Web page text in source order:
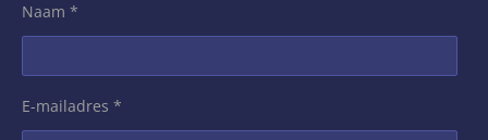
Naam *
E-mailadres *